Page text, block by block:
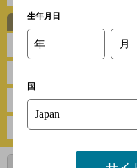
お肉
野菜
揚げ物
生年月日
年 月
国